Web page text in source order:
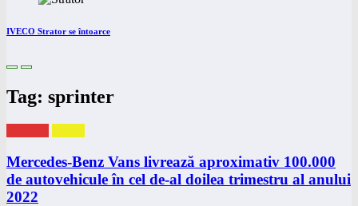
IVECO Strator se întoarce
Tag: sprinter
Mercedes-Benz Vans livrează aproximativ 100.000
de autovehicule în cel de-al doilea trimestru al anului
2022